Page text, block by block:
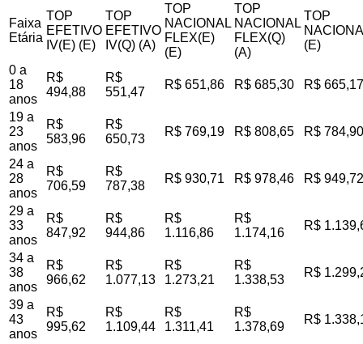
Faixa
Etária
TOP
EFETIVO
IV(E) (E)
TOP
EFETIVO
IV(Q) (A)
TOP
NACIONAL
FLEX(E)
(E)
TOP
NACIONAL
FLEX(Q)
(A)
TOP
(E)
0 a
18
anos
R$
494,88
R$
551,47
R$ 651,86 R$ 685,30 R$ 665,17
19 a
23
anos
R$
583,96
R$
650,73
R$ 769,19 R$ 808,65 R$ 784,90
24 a
28
anos
R$
706,59
R$
787,38
R$ 930,71 R$ 978,46 R$ 949,72
29 a
33
anos
R$
847,92
R$
944,86
R$
1.116,86
R$
1.174,16
R$
34 a
38
anos
R$
966,62
R$
1.077,13
R$
1.273,21
R$
1.338,53
R$
39 a
43
anos
R$
995,62
R$
1.109,44
R$
1.311,41
R$
1.378,69
R$